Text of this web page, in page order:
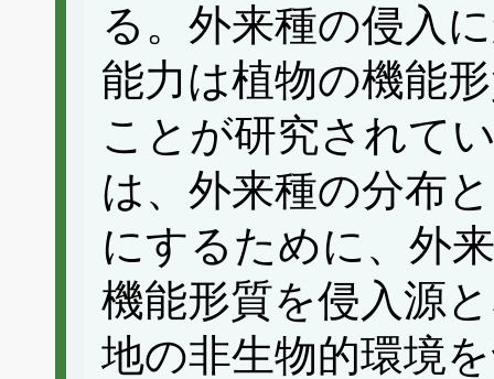
る。外来種の侵入
能力は植物の機能
ことが研究されて
は、外来種の分布
にするために、外
機能形質を侵入源
地の非生物的環境